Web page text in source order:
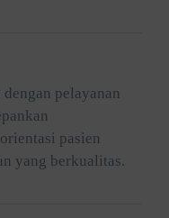
pelayanan
pasien
yang berkualitas.